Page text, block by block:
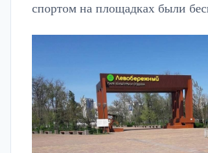
спортом на площадках были